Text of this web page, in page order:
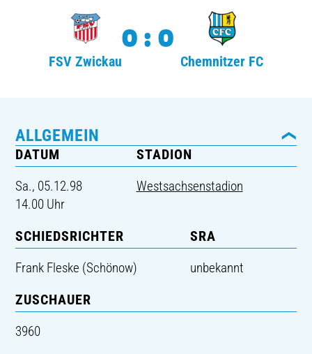
FSV Zwickau
0:0
Chemnitzer FC
ALLGEMEIN
DATUM
Sa., 05.12.98
14.00 Uhr
STADION
Westsachsenstadion
SCHIEDSRICHTER
Frank Fleske (Schönow)
SRA
unbekannt
ZUSCHAUER
3960